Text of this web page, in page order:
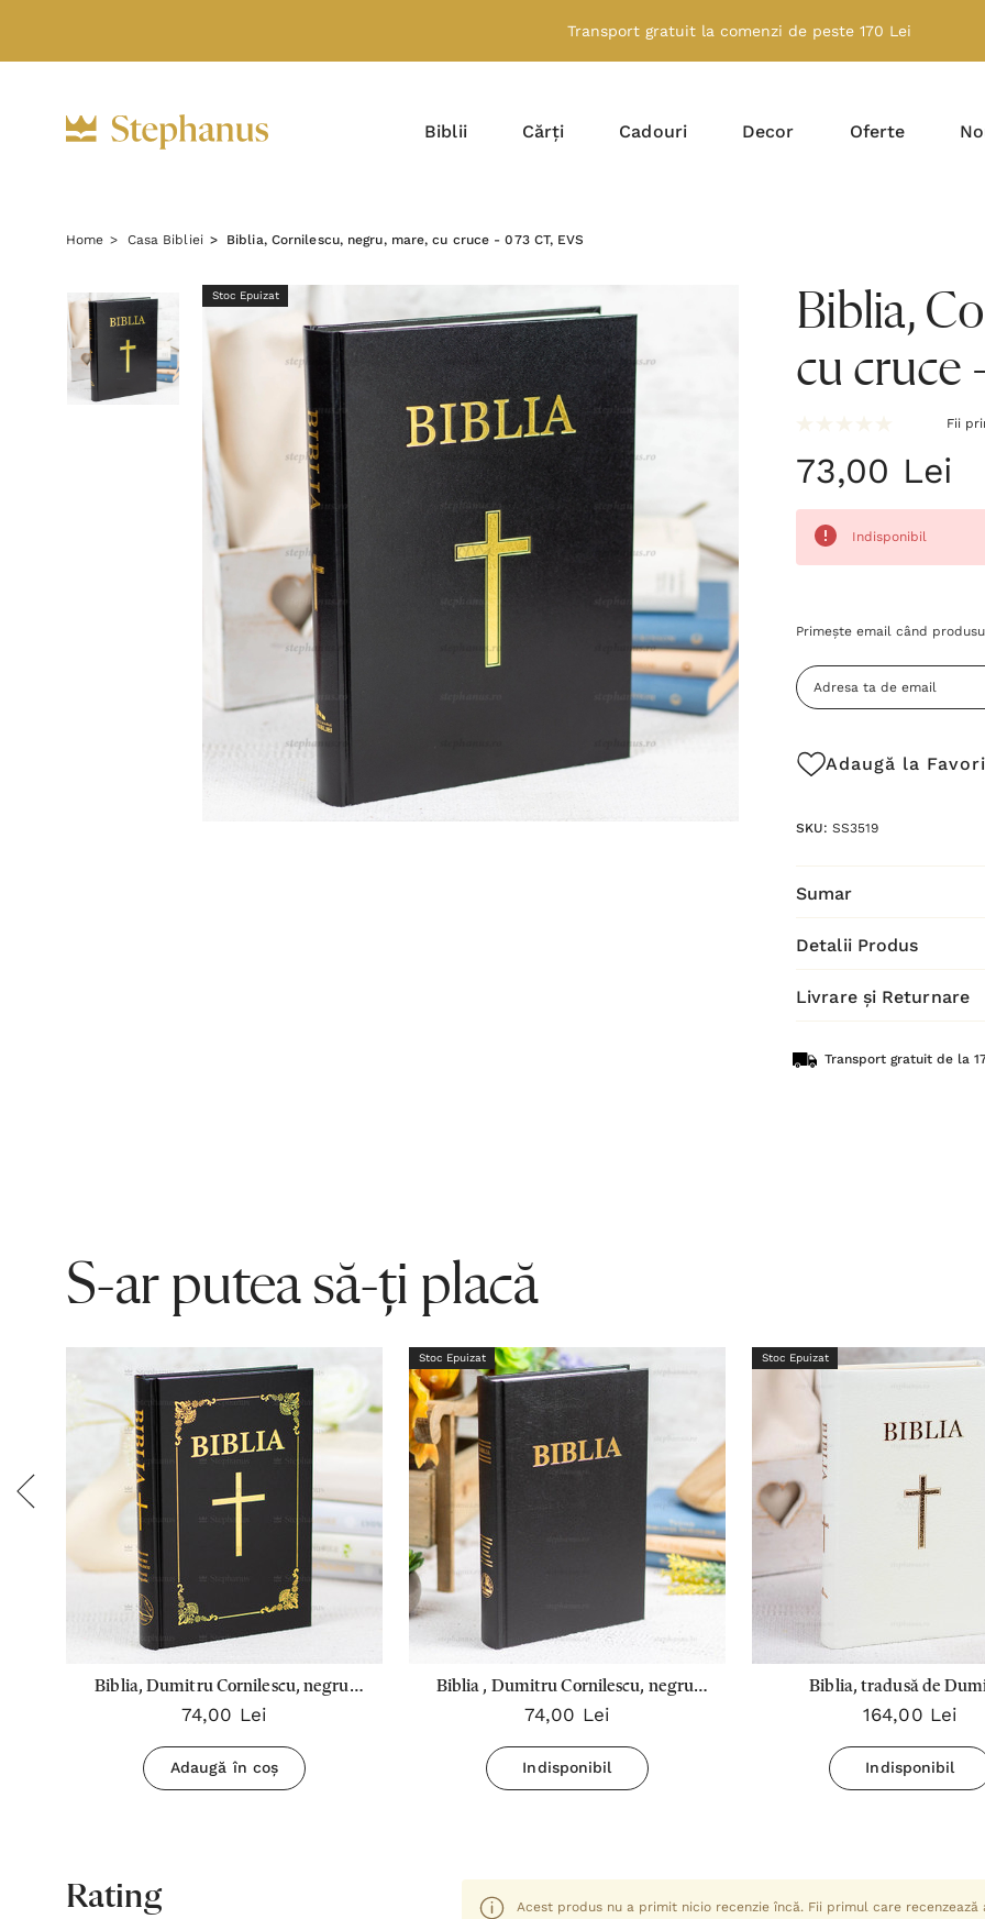
Transport gratuit la comenzi de peste 170 Lei
Biblii Cărți Cadouri Decor Oferte
Home Casa Bibliei Biblia, Cornilescu, negru, mare, cu cruce - 073 CT, EVS
Stoc Epuizat
Biblia,
cu cruce
Fii
73,00 Lei
Indisponibil
Grăbește-
Stocul
curent
Primește email când
Adaugă la
SKU: SS3519
Sumar
Detalii Produs
Livrare și Returnare
Transport gratuit de la
S-ar putea să-ți placă
Biblia, Dumitru Cornilescu, negru,
cartonată, mare - 073 CT, SBR (cu
cruce)
74,00 Lei
Adaugă în coș
Stoc Epuizat
Biblia , Dumitru Cornilescu, negru,
cartonată, mare - 073 CT, SBR
74,00 Lei
Indisponibil
Stoc Epuizat
Biblia, tradusă de
Cornilescu, albă, cu cruce,
mare - 073 Ti albă
164,00 Lei
Indisponibil
Rating Acest produs nu a primit nicio recenzie încă. Fii primul care recenzează